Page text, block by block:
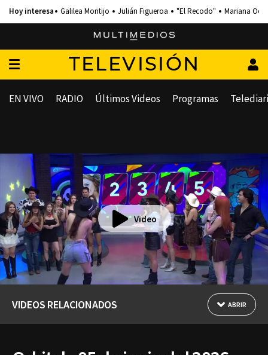
Galilea Montijo Julián Figueroa "El Recodo" Mariana
TELEVISIÓN
EN VIVO RADIO Últimos Videos Programas
Video
VIDEOS RELACIONADOS ABRIR